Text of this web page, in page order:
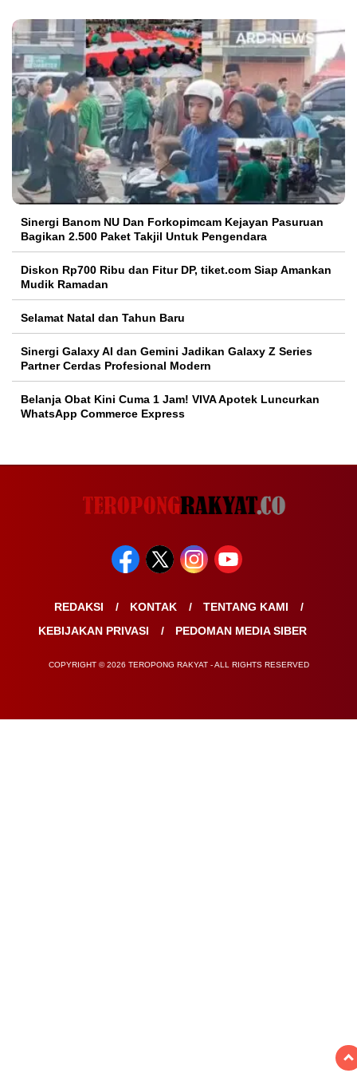
Sinergi Banom NU Dan Forkopimcam Kejayan Pasuruan
Bagikan 2.500 Paket Takjil Untuk Pengendara
Diskon Rp700 Ribu dan Fitur DP, tiket.com Siap Amankan
Mudik Ramadan
Selamat Natal dan Tahun Baru
Sinergi Galaxy AI dan Gemini Jadikan Galaxy Z Series
Partner Cerdas Profesional Modern
Belanja Obat Kini Cuma 1 Jam! VIVA Apotek Luncurkan
WhatsApp Commerce Express
REDAKSI KONTAK
TENTANG KAMI
KEBIJAKAN PRIVASI
PEDOMAN MEDIA SIBER
COPYRIGHT © 2026 TEROPONG RAKYAT - ALL RIGHTS RESERVED